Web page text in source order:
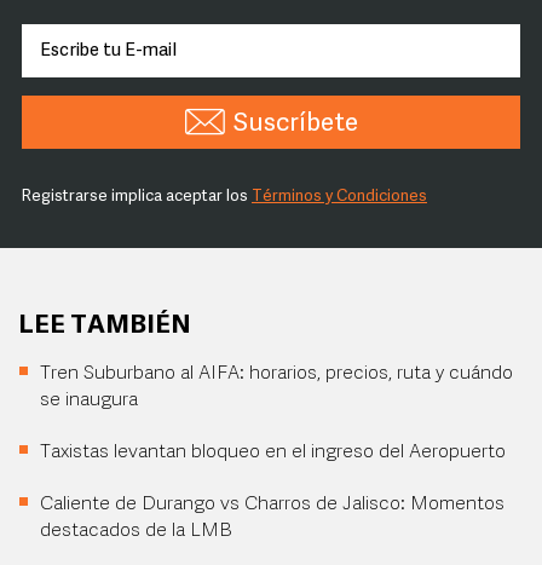
Suscríbete
Registrarse implica aceptar los Términos y Condiciones
LEE TAMBIÉN
Tren Suburbano al AIFA: horarios, precios, ruta y cuándo
se inaugura
Taxistas levantan bloqueo en el ingreso del Aeropuerto
Caliente de Durango vs Charros de Jalisco: Momentos
destacados de la LMB